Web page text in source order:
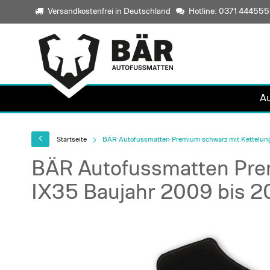
Versandkostenfrei in Deutschland Hotline: 0371
Startseite BÄR Autofussmatten Premium schwarz mit
BÄR Autofussmatten
IX35 Baujahr 2009 bis